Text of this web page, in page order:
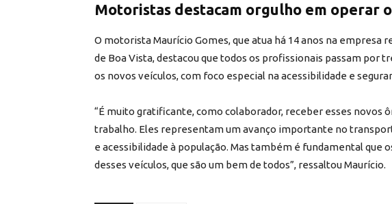
Motoristas destacam orgulho em operar
O motorista Maurício Gomes, que atua há 14 anos na
de Boa Vista, destacou que todos os profissionais passam por
os novos veículos, com foco especial na acessibilidade e
“É muito gratificante, como colaborador, receber esses novos
trabalho. Eles representam um avanço importante no
e acessibilidade à população. Mas também é fundamental que
desses veículos, que são um bem de todos”, ressaltou Maurício.